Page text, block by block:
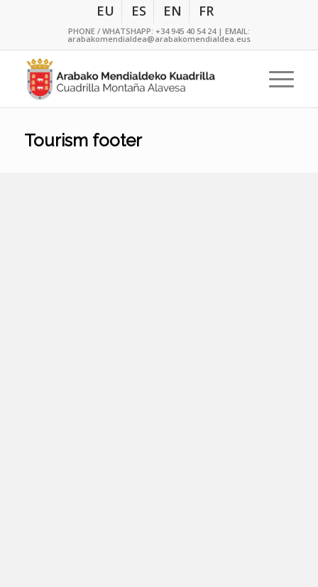
EU ES EN FR
PHONE / WHATSHAPP: +34 945 40 54 24| EMAIL:
arabakomendialdea@arabakomendialdea.eus
Tourism footer